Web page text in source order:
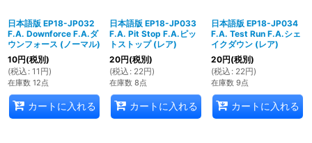
日本語版 EP18-JP032
F.A. Downforce F.A.ダ
ウンフォース (ノーマル)
10円(税別)
(税込 : 11 円)
在庫数 12点
カートに入れる
日本語版 EP18-JP033
F.A. Pit Stop F.A.ピッ
トストップ (レア)
20円(税別)
(税込 : 22円)
在庫数 8点
カートに入れる
日本語版 EP18-JP034
F.A. Test Run F.A.シェ
イクダウン (レア)
20円(税別)
(税込 : 22円)
在庫数 9点
カートに入れる